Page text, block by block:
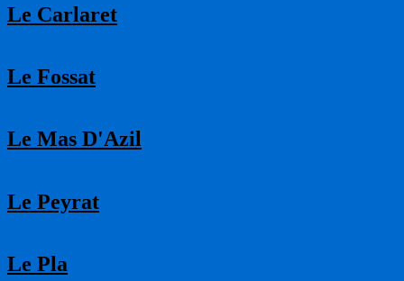
Le Carlaret
Le Fossat
Le Mas D'Azil
Le Peyrat
Le Pla